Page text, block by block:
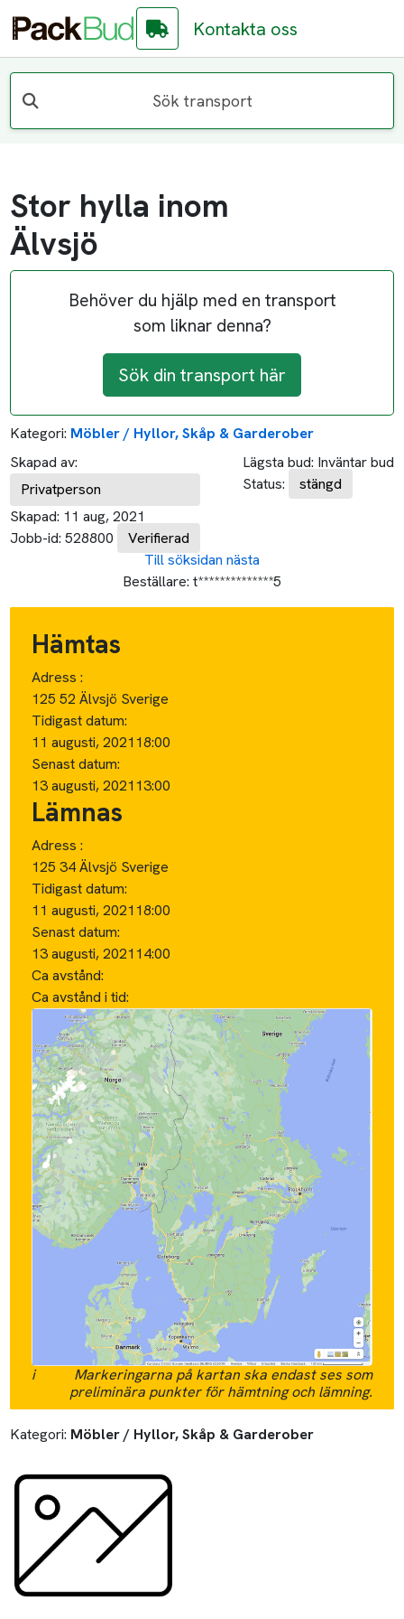
Kontakta oss
Sök transport
Stor hylla inom
Älvsjö
Behöver du hjälp med en transport
som liknar denna?
Sök din transport här
Kategori: Möbler / Hyllor, Skåp & Garderober
Skapad av:
Privatperson
Skapad: 11 aug, 2021
Jobb-id: 528800 Verifierad
Lägsta bud: Inväntar bud
Status:
stängd
Till söksidan nästa
Beställare: t**************5
Hämtas
Adress :
125 52 Älvsjö Sverige
Tidigast datum:
11 augusti, 202118:00
Senast datum:
13 augusti, 202113:00
Lämnas
Adress :
125 34 Älvsjö Sverige
Tidigast datum:
11 augusti, 202118:00
Senast datum:
13 augusti, 202114:00
Ca avstånd:
Ca avstånd i tid:
i
Markeringarna på kartan ska endast ses som
preliminära punkter för hämtning och lämning.
Kategori: Möbler / Hyllor, Skåp & Garderober